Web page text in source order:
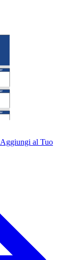
Aggiungi al Tuo